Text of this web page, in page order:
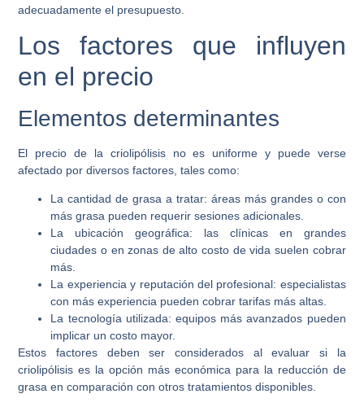
adecuadamente el presupuesto.
Los factores que influyen
en el precio
Elementos determinantes
El precio de la criolipólisis no es uniforme y puede verse
afectado por diversos factores, tales como:
La cantidad de grasa a tratar: áreas más grandes o con
más grasa pueden requerir sesiones adicionales.
La ubicación geográfica: las clínicas en grandes
ciudades o en zonas de alto costo de vida suelen cobrar
más.
La experiencia y reputación del profesional: especialistas
con más experiencia pueden cobrar tarifas más altas.
La tecnología utilizada: equipos más avanzados pueden
implicar un costo mayor.
Estos factores deben ser considerados al evaluar si la
criolipólisis es la opción más económica para la reducción de
grasa en comparación con otros tratamientos disponibles.